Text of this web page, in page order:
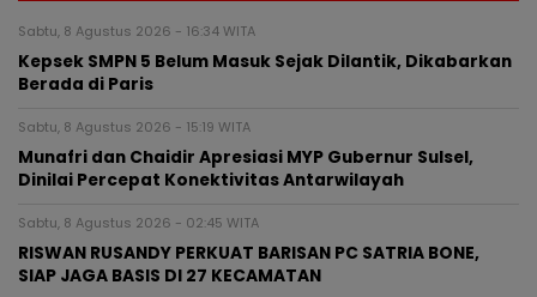
Sabtu, 8 Agustus 2026 - 16:34 WITA
Kepsek SMPN 5 Belum Masuk Sejak Dilantik, Dikabarkan
Berada di Paris
Sabtu, 8 Agustus 2026 - 15:19 WITA
Munafri dan Chaidir Apresiasi MYP Gubernur Sulsel,
Dinilai Percepat Konektivitas Antarwilayah
Sabtu, 8 Agustus 2026 - 02:45 WITA
RISWAN RUSANDY PERKUAT BARISAN PC SATRIA BONE,
SIAP JAGA BASIS DI 27 KECAMATAN